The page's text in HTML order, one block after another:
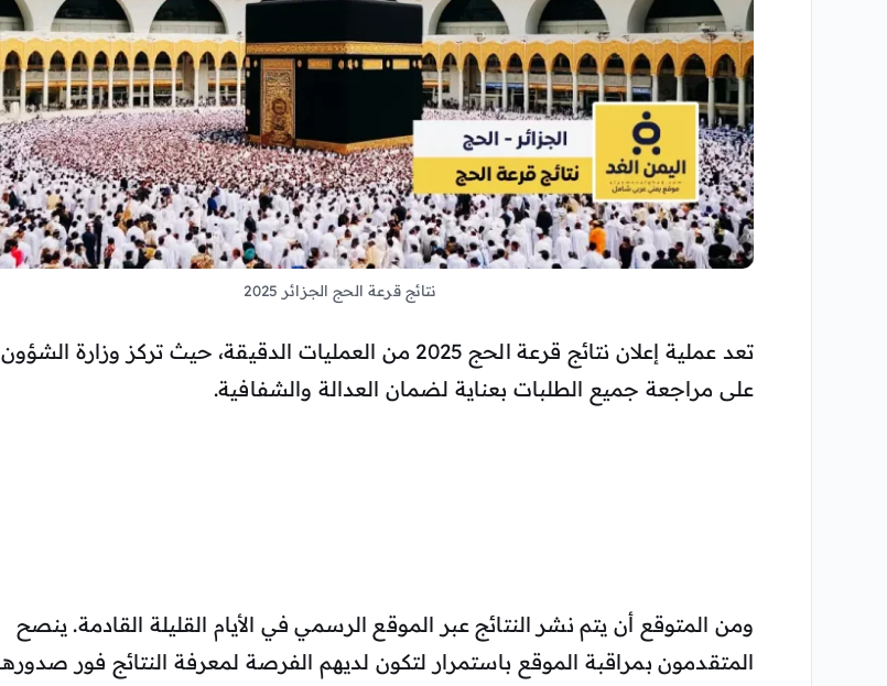
نتائج قرعة الحج الجزائر 2025
تعد عملية إعلان نتائج قرعة الحج 2025 من العمليات الدقيقة، حيث تركز وزارة
على مراجعة جميع الطلبات بعناية لضمان العدالة والشفافية.
ومن المتوقع أن يتم نشر النتائج عبر الموقع الرسمي في الأيام القليلة القادمة. ينصح
المتقدمون بمراقبة الموقع باستمرار لتكون لديهم الفرصة لمعرفة النتائج فور